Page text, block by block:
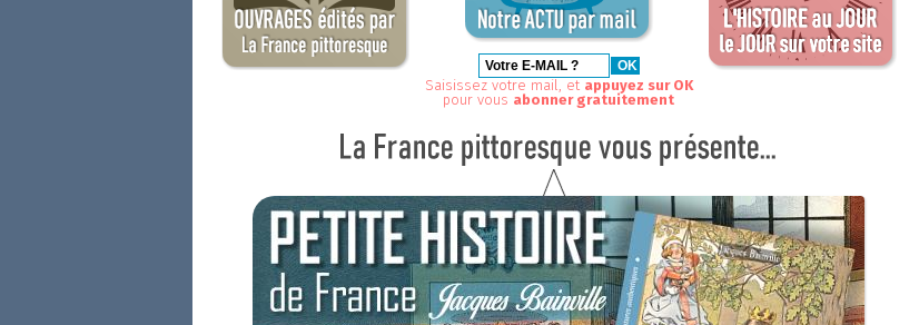
Saisissez votre mail, et appuyez sur OK
pour vous abonner gratuitement